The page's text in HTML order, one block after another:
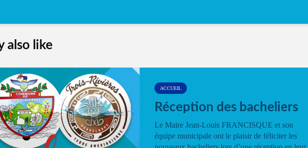
also like
ACCUEIL
Réception des bacheliers
Le Maire Jean-Louis FRANCISQUE et son
équipe municipale ont le plaisir de féliciter les